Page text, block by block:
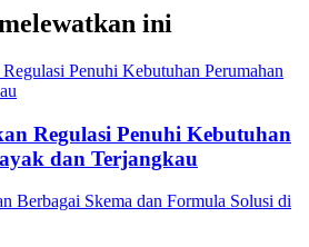
ini
Regulasi Penuhi Kebutuhan
dan Terjangkau